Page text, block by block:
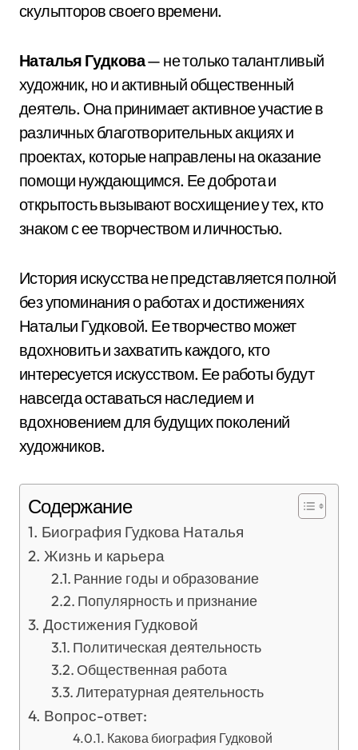
скульпторов своего времени.
Наталья Гудкова— не только талантливый
художник, но и активный общественный
деятель. Она принимает активное участие в
различных благотворительных акциях и
проектах, которые направлены на оказание
помощи нуждающимся. Ее доброта и
открытость вызывают восхищение у тех, кто
знаком с ее творчеством и личностью.
История искусства не представляется полной
без упоминания о работах и достижениях
Натальи Гудковой. Ее творчество может
вдохновить и захватить каждого, кто
интересуется искусством. Ее работы будут
навсегда оставаться наследием и
вдохновением для будущих поколений
художников.
Содержание
Биография Гудкова Наталья
Жизнь и карьера
Ранние годы и образование
Популярность и признание
Достижения Гудковой
Политическая деятельность
Общественная работа
Литературная деятельность
Вопрос-ответ:
Какова биография Гудковой